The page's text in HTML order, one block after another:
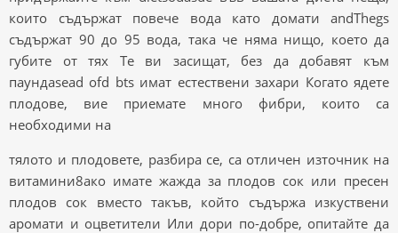
които съдържат повече вода като домати andThegs
съдържат 90 до 95 вода, така че няма нищо, което да
губите от тях Те ви засищат, без да добавят към
паундаsead ofd bts имат естествени захари Когато ядете
плодове, вие приемате много фибри, които са
необходими на
тялото и плодовете, разбира се, са отличен източник на
витамини8ако имате жажда за плодов сок или пресен
плодов сок вместо такъв, който съдържа изкуствени
аромати и оцветители Или дори по-добре, опитайте да